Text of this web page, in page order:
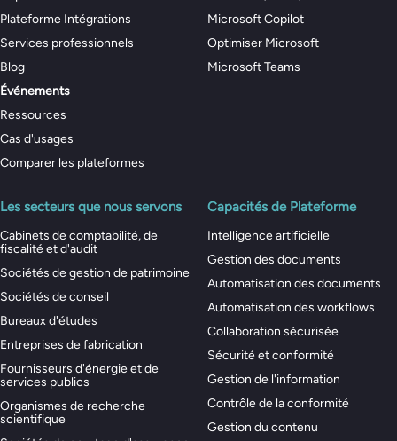
Plateforme Intégrations
Services professionnels
Blog
Événements
Ressources
Cas d'usages
Comparer les plateformes
Microsoft Copilot
Optimiser Microsoft
Microsoft Teams
Les secteurs que nous servons
Cabinets de comptabilité, de
fiscalité et d'audit
Sociétés de gestion de patrimoine
Sociétés de conseil
Bureaux d'études
Entreprises de fabrication
Fournisseurs d'énergie et de
services publics
Organismes de recherche
scientifique
Capacités de Plateforme
Intelligence artificielle
Gestion des documents
Automatisation des documents
Automatisation des workflows
Collaboration sécurisée
Sécurité et conformité
Gestion de l'information
Contrôle de la conformité
Gestion du contenu